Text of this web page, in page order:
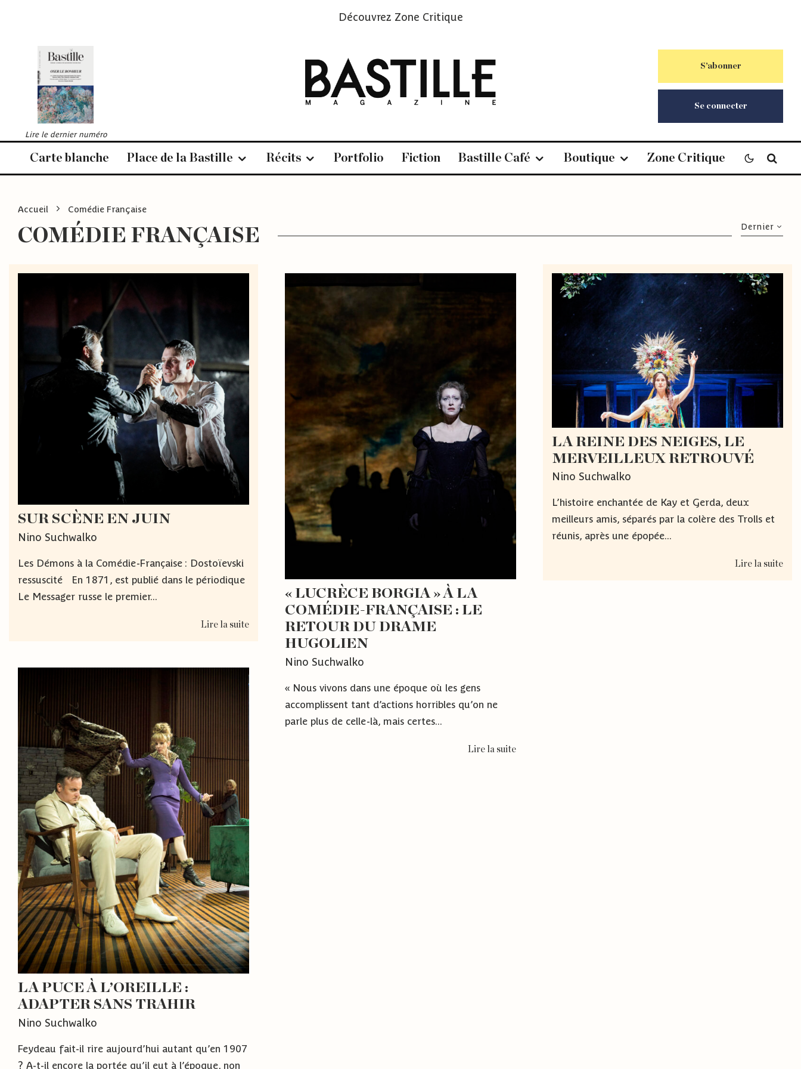
Découvrez Zone Critique
Lire le dernier numéro
S’abonner
Se connecter
Carte blanche Place de la Bastille Récits Portfolio Fiction Bastille Café Boutique Zone Critique
Accueil Comédie Française
Dernier
COMÉDIE FRANÇAISE
SUR SCÈNE EN JUIN
Nino Suchwalko
Les Démons à la Comédie-Française : Dostoïevski
ressuscité En 1871, est publié dans le périodique
Le Messager russe le premier...
Lire la suite
LA PUCE À L’OREILLE :
ADAPTER SANS TRAHIR
Nino Suchwalko
Feydeau fait-il rire aujourd’hui autant qu’en 1907
? A-t-il encore la portée qu’il eut à l’époque, non
« LUCRÈCE BORGIA » À LA
COMÉDIE-FRANÇAISE : LE
RETOUR DU DRAME
HUGOLIEN
Nino Suchwalko
« Nous vivons dans une époque où les gens
accomplissent tant d’actions horribles qu’on ne
parle plus de celle-là, mais certes...
Lire la suite
LA REINE DES NEIGES, LE
MERVEILLEUX RETROUVÉ
Nino Suchwalko
L’histoire enchantée de Kay et Gerda, deux
meilleurs amis, séparés par la colère des Trolls et
réunis, après une épopée...
Lire la suite